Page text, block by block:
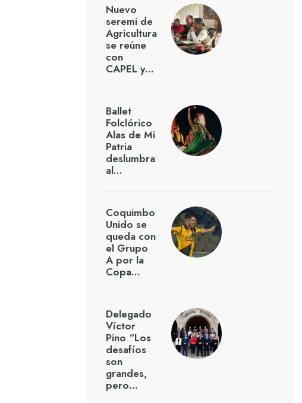
Nuevo
seremi de
Agricultura
se reúne
con
CAPEL y…
Ballet
Folclórico
Alas de Mi
Patria
deslumbra
al…
Coquimbo
Unido se
queda con
el Grupo
A por la
Copa…
Delegado
Víctor
Pino “Los
desafíos
son
grandes,
pero…